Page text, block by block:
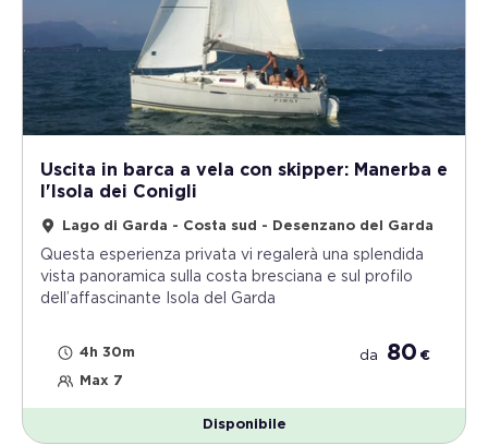
Uscita in barca a vela con skipper: Manerba e
l'Isola dei Conigli
Lago di Garda - Costa sud - Desenzano del Garda
Questa esperienza privata vi regalerà una splendida
vista panoramica sulla costa bresciana e sul profilo
dell’affascinante Isola del Garda
4h 30m
Max 7
da 80 €
Disponibile